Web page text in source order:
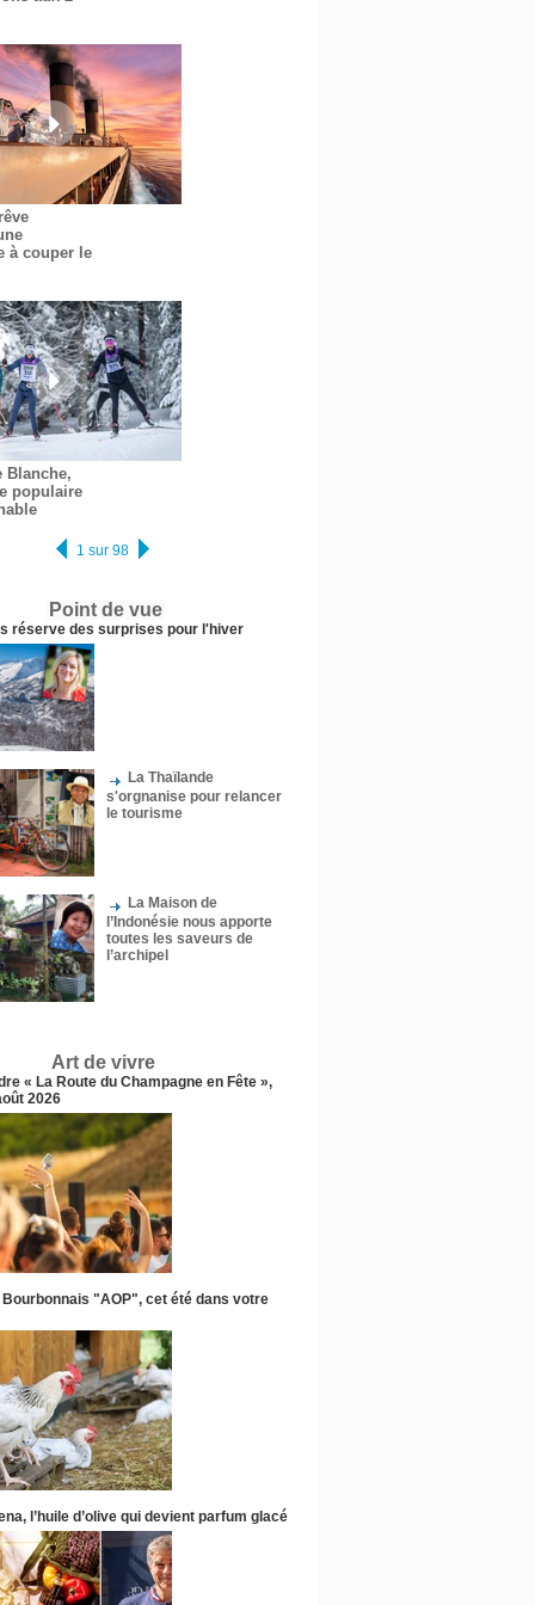
à couper le
Blanche,
populaire
1 sur 98
Point de vue
réserve des surprises pour l'hiver
La Thaïlande
s'orgnanise pour relancer
le tourisme
La Maison de
l’Indonésie nous apporte
toutes les saveurs de
l’archipel
Art de vivre
« La Route du Champagne en Fête »,
2026
Bourbonnais "AOP", cet été dans votre
l’huile d’olive qui devient parfum glacé